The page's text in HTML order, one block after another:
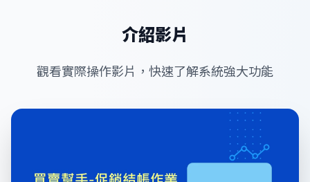
介紹影片
觀看實際操作影片，快速了解系統強大功能